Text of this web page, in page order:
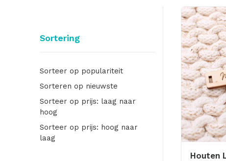
Sortering
Sorteer op populariteit
Sorteren op nieuwste
Sorteer op prijs: laag naar
hoog
Sorteer op prijs: hoog naar
laag